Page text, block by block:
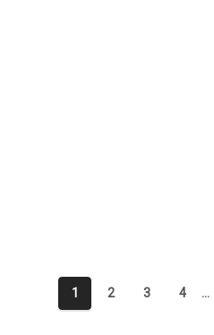
pagination
1 2 3 4 …